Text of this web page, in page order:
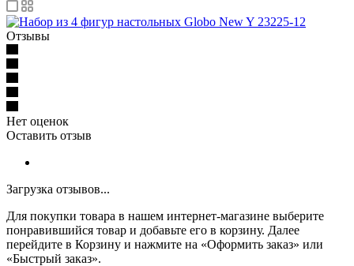
Отзывы
Нет оценок
Оставить отзыв
Загрузка отзывов...
Для покупки товара в нашем интернет-магазине выберите
понравившийся товар и добавьте его в корзину. Далее
перейдите в Корзину и нажмите на «Оформить заказ» или
«Быстрый заказ».